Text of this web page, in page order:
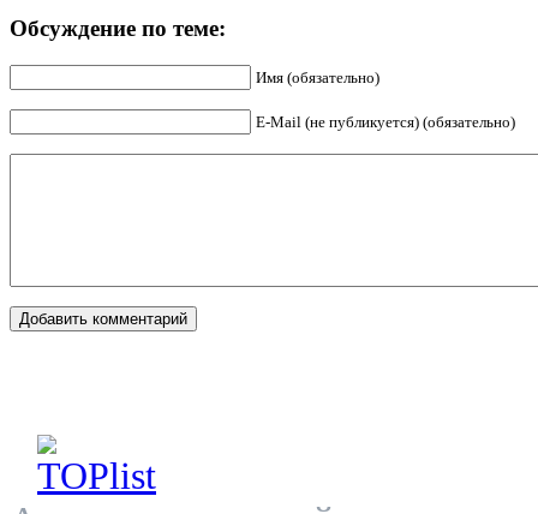
Обсуждение по теме:
Имя (обязательно)
E-Mail (не публикуется) (обязательно)